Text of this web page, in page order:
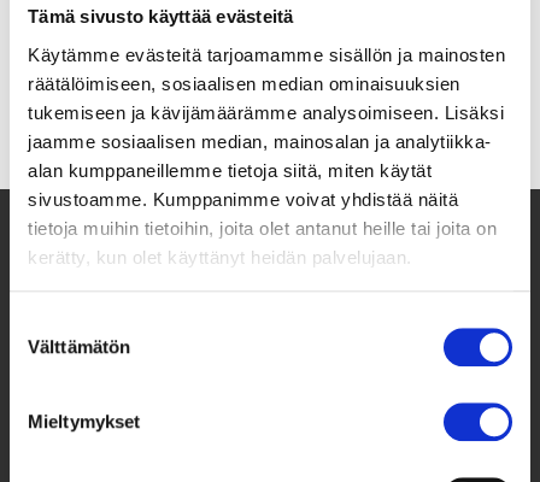
Tämä sivusto käyttää evästeitä
Käytämme evästeitä tarjoamamme sisällön ja mainosten
räätälöimiseen, sosiaalisen median ominaisuuksien
tukemiseen ja kävijämäärämme analysoimiseen. Lisäksi
jaamme sosiaalisen median, mainosalan ja analytiikka-
alan kumppaneillemme tietoja siitä, miten käytät
sivustoamme. Kumppanimme voivat yhdistää näitä
tietoja muihin tietoihin, joita olet antanut heille tai joita on
kerätty, kun olet käyttänyt heidän palvelujaan.
valinta
Välttämätön
Mieltymykset